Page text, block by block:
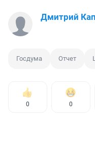
Дмитрий
Госдума Отчет
0 0